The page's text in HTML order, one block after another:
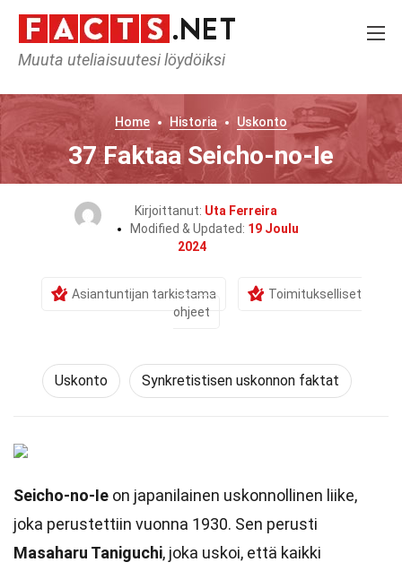
Muuta uteliaisuutesi löydöiksi
Home Historia Uskonto
37 Faktaa Seicho-no-Ie
Kirjoittanut: Uta Ferreira
Modified & Updated: 19 Joulu
2024
Asiantuntijan tarkistama
Toimitukselliset
ohjeet
Uskonto Synkretistisen uskonnon faktat
Seicho-no-Ie on japanilainen uskonnollinen liike,
joka perustettiin vuonna 1930. Sen perusti
Masaharu Taniguchi, joka uskoi, että kaikki